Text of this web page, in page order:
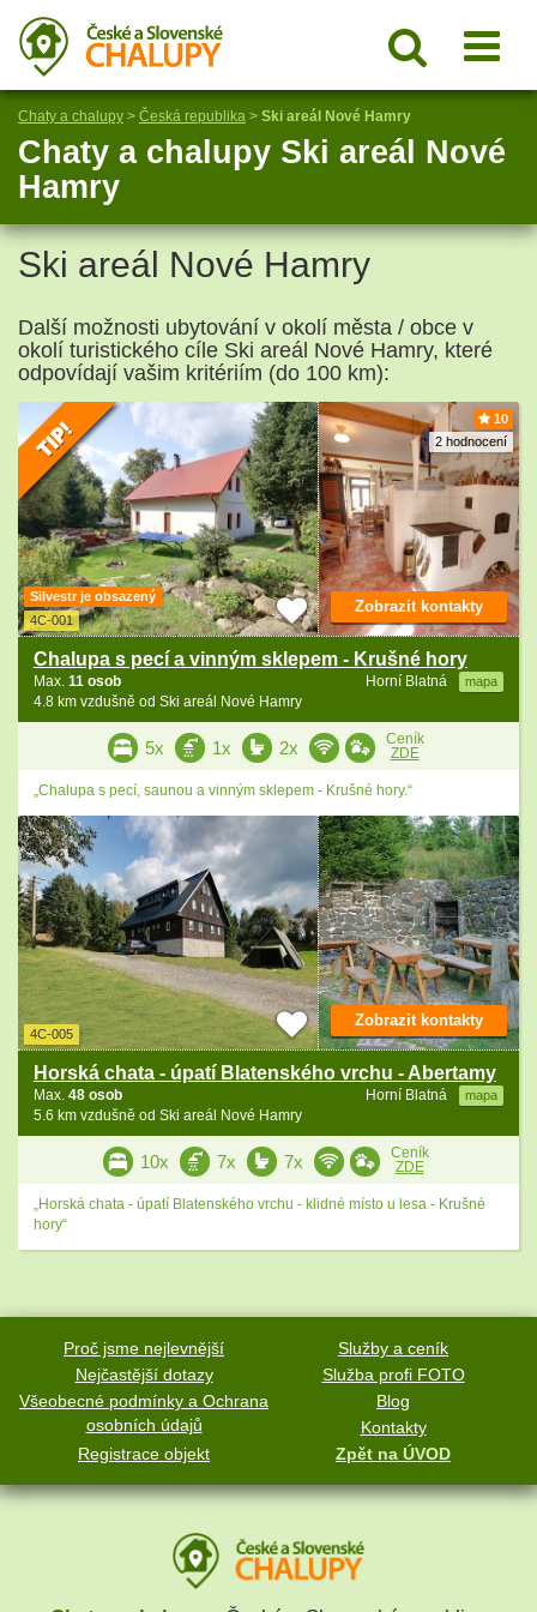
Chaty a chalupy > Česká republika > Ski areál Nové Hamry
Chaty a chalupy Ski areál Nové
Hamry
Ski areál Nové Hamry
Další možnosti ubytování v okolí města / obce v
okolí turistického cíle Ski areál Nové Hamry, které
odpovídají vašim kritériím (do 100 km):
10
2 hodnocení
Silvestr je obsazený
4C-001
Chalupa s pecí a vinným sklepem - Krušné hory
Horní Blatná mapa
Max. 11 osob
4.8 km vzdušně od Ski areál Nové Hamry
Zobrazit kontakty
5x 1x 2x
Ceník
ZDE
„Chalupa s pecí, saunou a vinným sklepem - Krušné hory.“
4C-005
Horská chata - úpatí Blatenského vrchu - Abertamy
Horní Blatná mapa
Max. 48 osob
5.6 km vzdušně od Ski areál Nové Hamry
Zobrazit kontakty
10x 7x 7x
Ceník
ZDE
„Horská chata - úpatí Blatenského vrchu - klidné místo u lesa - Krušné
hory“
Proč jsme nejlevnější
Služby a ceník
Nejčastější dotazy
Služba profi FOTO
Všeobecné podmínky a Ochrana
osobních údajů
Blog
Kontakty
Registrace objekt
Zpět na ÚVOD